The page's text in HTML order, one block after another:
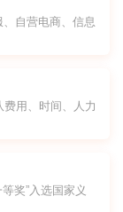
自营电商、信息
用、时间、人力
奖”入选国家义